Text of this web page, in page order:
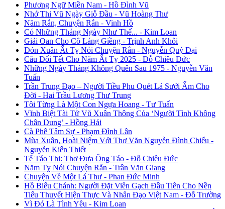
Phương Ngữ Miền Nam - Hồ Đình Vũ
Nhớ Thi Vũ Ngày Giỗ Đầu - Vũ Hoàng Thư
Năm Rắn, Chuyện Rắn - Vinh Hồ
Có Những Tháng Ngày Như Thế... - Kim Loan
Giải Oan Cho Cô Láng Giềng - Trịnh Anh Khôi
Đón Xuân Ất Tỵ Nói Chuyện Rắn - Nguyễn Quý Đại
Câu Đối Tết Cho Năm Ất Tỵ 2025 - Đỗ Chiêu Đức
Những Ngày Tháng Không Quên Sau 1975 - Nguyễn Văn
Tuấn
Trần Trung Đạo – Người Tiều Phu Quét Lá Sưởi Ấm Cho
Đời - Hai Trầu Lương Thư Trung
Tôi Từng Là Một Con Ngựa Hoang - Tư Tuấn
Vĩnh Biệt Tài Tử Vũ Xuân Thông Của ‘Người Tình Không
Chân Dung’ - Hồng Hải
Cà Phê Tâm Sự - Phạm Đình Lân
Mùa Xuân, Hoài Niệm Với Thơ Văn Nguyễn Đình Chiểu -
Nguyễn Kiến Thiết
Tế Táo Thi: Thơ Đưa Ông Táo - Đỗ Chiêu Đức
Năm Tỵ Nói Chuyện Rắn - Trần Văn Giang
Chuyện Về Một Lá Thư - Phan Đức Minh
Hồ Biểu Chánh: Người Đặt Viên Gạch Đầu Tiên Cho Nền
Tiểu Thuyết Hiện Thực Và Nhân Đạo Việt Nam - Đỗ Trường
Vì Đó Là Tình Yêu - Kim Loan